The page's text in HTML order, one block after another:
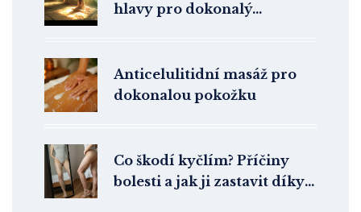
hlavy pro dokonalý
Anticelulitidní masáž pro
dokonalou pokožku
Co škodí kyčlím? Příčiny
bolesti a jak ji zastavit díky